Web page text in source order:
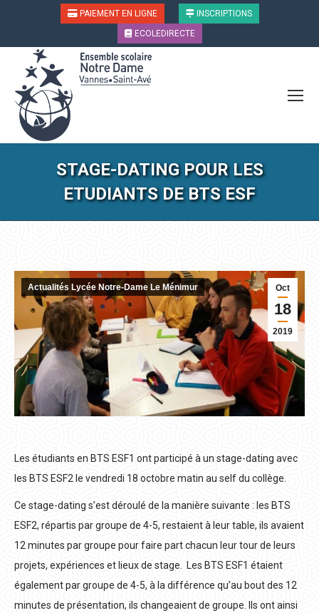
PAIEMENT EN LIGNE
INSCRIPTIONS
ECOLEDIRECTE
STAGE-DATING POUR LES
ETUDIANTS DE BTS ESF
Oct
18
2019
Actualités Lycée Notre-Dame Le Ménimur
Les étudiants en BTS ESF1 ont participé à un stage-dating avec
les BTS ESF2 le vendredi 18 octobre matin au self du collège.
Ce stage-dating s’est déroulé de la manière suivante : les BTS
ESF2, répartis par groupe de 4-5, restaient à leur table, ils avaient
12 minutes par groupe pour faire part chacun leur tour de leurs
projets, expériences et lieux de stage. Les BTS ESF1 étaient
également par groupe de 4-5, à la différence qu’au bout des 12
minutes de présentation, ils changeaient de groupe. Ils ont ainsi